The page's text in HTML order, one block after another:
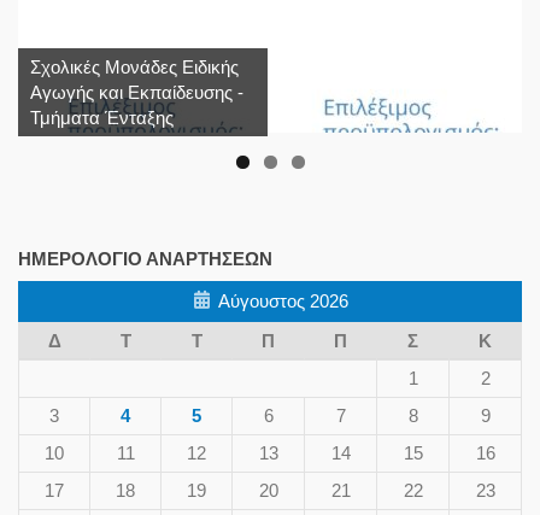
Σχολικές Μονάδες Ειδικής
Αγωγής και Εκπαίδευσης -
Τμήματα Ένταξης
ΗΜΕΡΟΛΌΓΙΟ ΑΝΑΡΤΉΣΕΩΝ
Αύγουστος 2026
Δ
Τ Τ Π Π Σ
Κ
1
2
3
4 5 6 7 8
9
10
11 12 13 14 15
16
17
18 19 20 21 22 23